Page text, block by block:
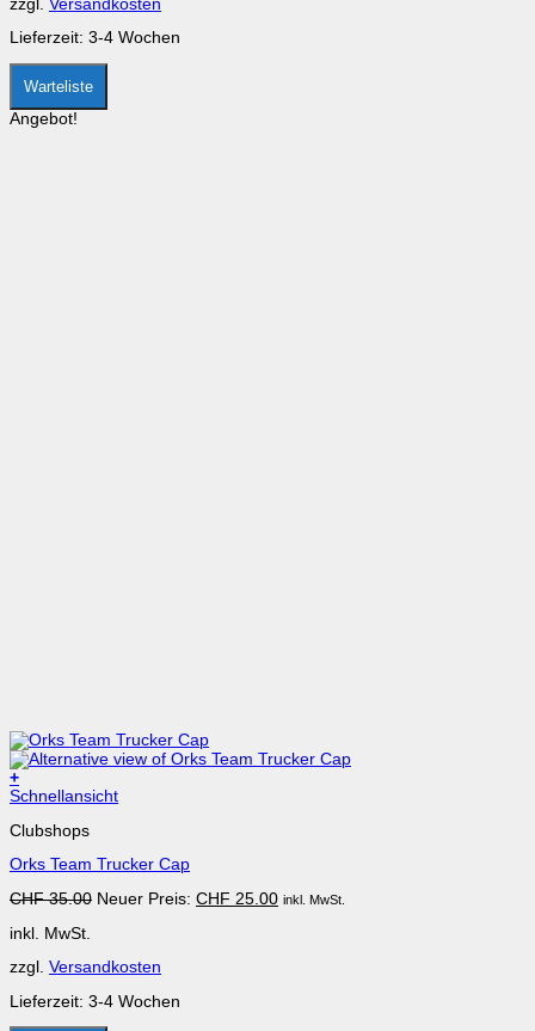
der
Produktseite
gewählt
werden
zzgl. Versandkosten
Lieferzeit: 3-4 Wochen
Warteliste
Angebot!
+
Dieses
weist
Varianten
Die
können
der
Produktseite
gewählt
Schnellansicht
Clubshops
Orks Team Trucker Cap
CHF35.00 Ursprünglicher
Neuer Preis: CHF 25.00Aktueller
inkl. MwSt.
inkl. MwSt.
zzgl. Versandkosten
Lieferzeit: 3-4 Wochen